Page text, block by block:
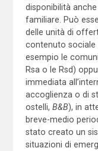
disponibilità
familiare. Può
delle unità di
contenuto sociale
esempio le
Rsa o le Rsd)
immediata
accoglienza o di
ostelli, B&B), in
breve-medio
stato creato un
situazioni di